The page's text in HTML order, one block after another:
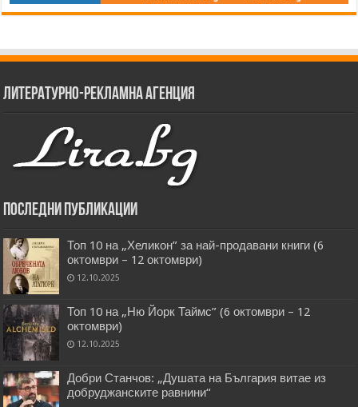
Литературно-рекламна агенция
Последни публикации
Топ 10 на „Хеликон” за най-продавани книги (6
октомври – 12 октомври)
12.10.2025
Топ 10 на „Ню Йорк Таймс” (6 октомври – 12
октомври)
12.10.2025
Добри Станчов: „Душата на България витае из
добруджанските равнини“